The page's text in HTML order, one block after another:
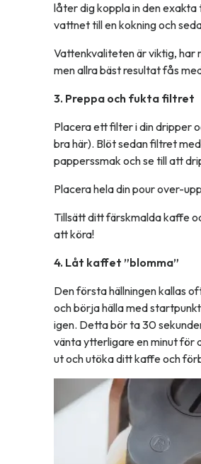
låter dig koppla in den
vattnet till en kokning och
Vattenkvaliteten är viktig, har
men allra bäst resultat fås
3. Preppa och fukta filtret
Placera ett filter i din dripper
bra här). Blöt sedan filtret
papperssmak och se till att
Placera hela din pour over-
Tillsätt ditt färskmalda kaffe
att köra!
4. Låt kaffet ”blomma”
Den första hällningen kallas
och börja hälla med
igen. Detta bör ta 30
vänta ytterligare en minut för
ut och utöka ditt kaffe och